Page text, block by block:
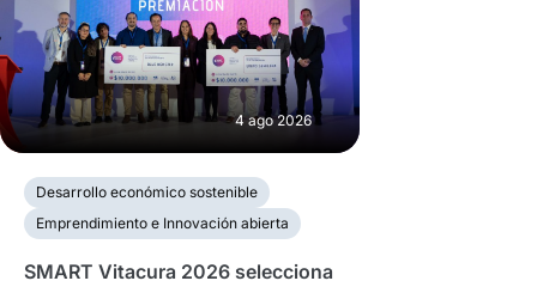
4 ago 2026
Desarrollo económico sostenible
Emprendimiento e Innovación abierta
SMART Vitacura 2026 selecciona